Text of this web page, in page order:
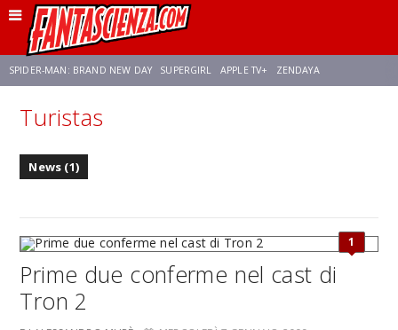
SPIDER-MAN: BRAND NEW DAY SUPERGIRL APPLE TV+ ZENDAYA
FRANCO RICCIARDIELLO
Turistas
News (1)
1
Prime due conferme nel cast di
Tron 2